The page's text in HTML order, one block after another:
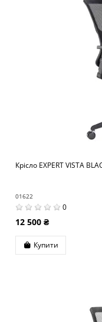
Крісло EXPERT VISTA
01622
0
12 500 ₴
Купити